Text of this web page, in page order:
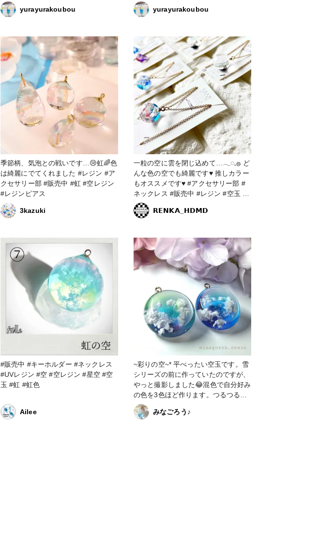
yurayurakoubou yurayurakoubou
季節柄、気泡との戦いです…😢虹🌈色
は綺麗にでてくれました #レジン #ア
クセサリー部 #販売中 #虹 #空レジン
#レジンピアス
3kazuki
一粒の空に雲を閉じ込めて…𓂃◌𓈒𓐍 ど
んな色の空でも綺麗です♥ 推しカラー
もオススメです♥ #アクセサリー部 #
ネックレス #販売中 #レジン #空玉 #
空玉レジン #空 #雲 #雲玉 #雲玉レジ
ン #球体 #球体レジン #レジンアクセ
𝗥𝗘𝗡𝗞𝗔_𝗛𝗗𝗠𝗗
#販売中 #キーホルダー #ネックレス
#UVレジン #空 #空レジン #星空 #空
玉 #虹 #虹色
Ailee
~彩りの空~* 平べったい空玉です。雪
シリーズの前に作っていたのですが、
やっと撮影しました😂混色で自分好み
の色を3色ほど作ります。つるつるピ
カピカなので、どんなに角度を変えて
もライトが映り込んでしまう難しい作
みなごろう♪